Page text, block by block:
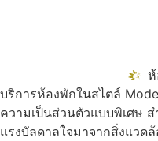
ห้
บริการห้องพักในสไตล์
ความเป็นส่วนตัวแบบพิเศษ
แรงบัลดาลใจมาจากสิ่งแวด